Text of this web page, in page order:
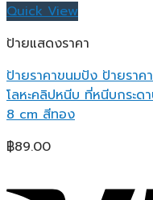
Quick View
ป้ายแสดงราคา
ป้ายราคาขนมปัง ป้ายราค
โลหะคลิปหนีบ ที่หนีบกระด
8 cm สีทอง
฿89.00